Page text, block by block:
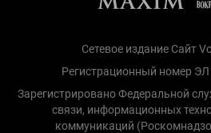
Сетевое издание Сайт
Регистрационный номер
Зарегистрировано Федеральной
связи, информационных
коммуникаций